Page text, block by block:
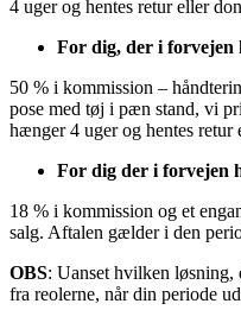
4 uger og hentes retur eller
For dig, der i
50 % i kommission –
pose med tøj i pæn stand, vi
hænger 4 uger og hentes retur
For dig der i forvejen
18 % i kommission og et
salg. Aftalen gælder i den
OBS: Uanset hvilken
fra reolerne, når din periode